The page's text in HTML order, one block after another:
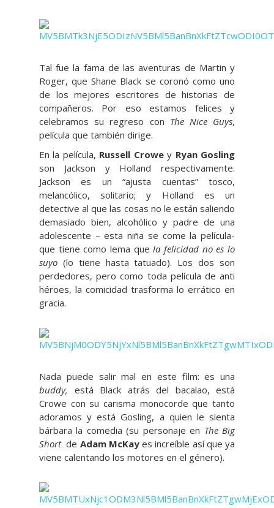
Tal fue la fama de las aventuras de Martin y
Roger, que Shane Black se coronó como uno
de los mejores escritores de historias de
compañeros. Por eso estamos felices y
celebramos su regreso con The Nice Guys,
película que también dirige.
En la película, Russell Crowey Ryan Gosling
son Jackson y Holland respectivamente.
Jackson es un “ajusta cuentas” tosco,
melancólico, solitario; y Holland es un
detective al que las cosas no le están saliendo
demasiado bien, alcohólico y padre de una
adolescente – esta niña se come la película-
que tiene como lema quela felicidad no es lo
suyo (lo tiene hasta tatuado). Los dos son
perdedores, pero como toda película de anti
héroes, la comicidad trasforma lo errático en
gracia.
Nada puede salir mal en este film: es una
buddy, está Black atrás del bacalao, está
Crowe con su carisma monocorde que tanto
adoramos y está Gosling, a quien le sienta
bárbara la comedia (su personaje en The Big
Shortde Adam McKayes increíble así que ya
viene calentando los motores en el género).